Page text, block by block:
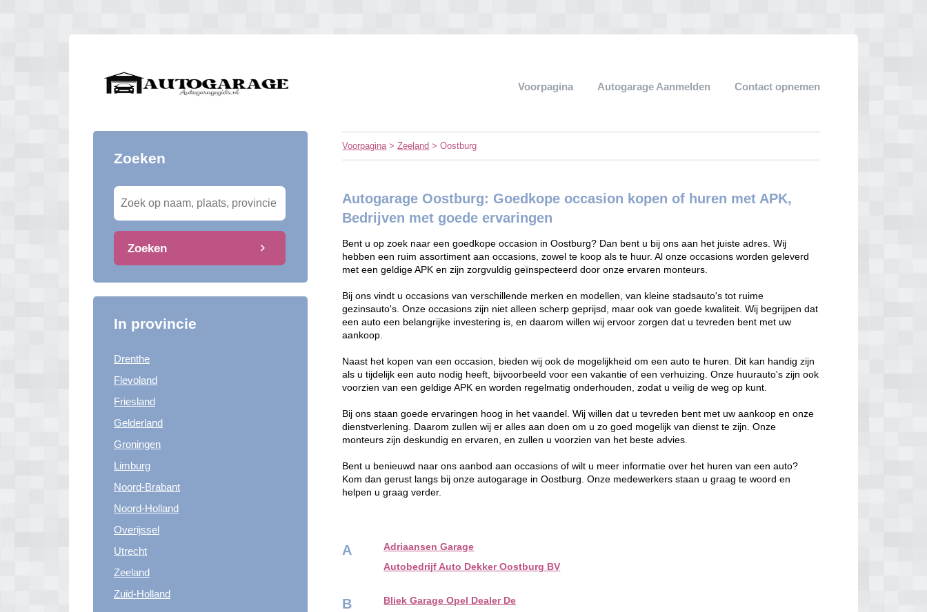
Voorpagina Autogarage Aanmelden Contact opnemen
Zoeken
Zoeken
In provincie
Drenthe
Flevoland
Friesland
Gelderland
Groningen
Limburg
Noord-Brabant
Noord-Holland
Overijssel
Utrecht
Zeeland
Zuid-Holland
Voorpagina>Zeeland > Oostburg
Autogarage Oostburg: Goedkope occasion kopen of huren met APK,
Bedrijven met goede ervaringen
Bent u op zoek naar een goedkope occasion in Oostburg? Dan bent u bij ons aan het juiste adres. Wij
hebben een ruim assortiment aan occasions, zowel te koop als te huur. Al onze occasions worden geleverd
met een geldige APK en zijn zorgvuldig geïnspecteerd door onze ervaren monteurs.
Bij ons vindt u occasions van verschillende merken en modellen, van kleine stadsauto's tot ruime
gezinsauto's. Onze occasions zijn niet alleen scherp geprijsd, maar ook van goede kwaliteit. Wij begrijpen dat
een auto een belangrijke investering is, en daarom willen wij ervoor zorgen dat u tevreden bent met uw
aankoop.
Naast het kopen van een occasion, bieden wij ook de mogelijkheid om een auto te huren. Dit kan handig zijn
als u tijdelijk een auto nodig heeft, bijvoorbeeld voor een vakantie of een verhuizing. Onze huurauto's zijn ook
voorzien van een geldige APK en worden regelmatig onderhouden, zodat u veilig de weg op kunt.
Bij ons staan goede ervaringen hoog in het vaandel. Wij willen dat u tevreden bent met uw aankoop en onze
dienstverlening. Daarom zullen wij er alles aan doen om u zo goed mogelijk van dienst te zijn. Onze
monteurs zijn deskundig en ervaren, en zullen u voorzien van het beste advies.
Bent u benieuwd naar ons aanbod aan occasions of wilt u meer informatie over het huren van een auto?
Kom dan gerust langs bij onze autogarage in Oostburg. Onze medewerkers staan u graag te woord en
helpen u graag verder.
A
Adriaansen Garage
Autobedrijf Auto Dekker Oostburg BV
B
Bliek Garage Opel Dealer De